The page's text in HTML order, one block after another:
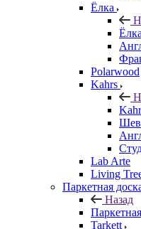
Ёлка
Ёлка
Polarwood
Kahrs
Lab Arte
Living
Паркетная
Назад
Tarkett